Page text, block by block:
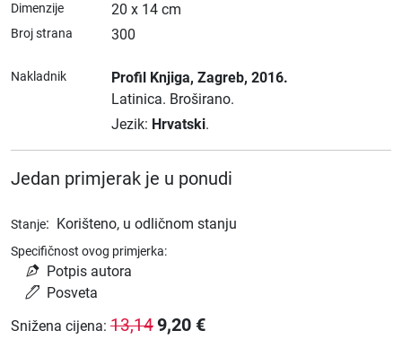
Dimenzije 20 x 14 cm
Broj strana 300
Nakladnik Profil Knjiga, Zagreb, 2016.
Latinica. Broširano.
Jezik: Hrvatski.
Jedan primjerak je u ponudi
Stanje: Korišteno, u odličnom stanju
Specifičnost ovog primjerka:
Potpis autora
Posveta
Snižena cijena: 13,149,20 €